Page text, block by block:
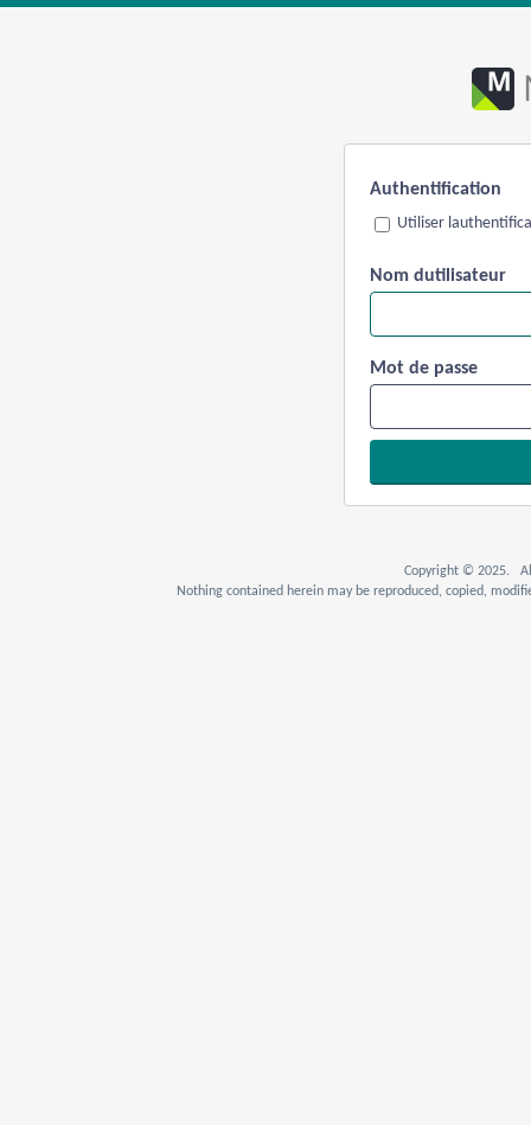
Authentification
Utiliser
Nom dutilisateur
Mot de passe
Copyright © 2025. All
Nothing contained herein may be reproduced, copied,